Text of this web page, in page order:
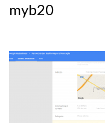
myb20